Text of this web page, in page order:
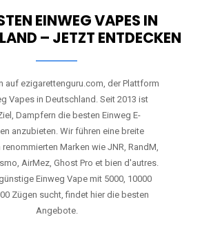
EINWEG VAPES IN
– JETZT ENTDECKEN
auf ezigarettenguru.com, der Plattform
Vapes in Deutschland. Seit 2013 ist
Dampfern die besten Einweg E-
anzubieten. Wir führen eine breite
Marken wie JNR, RandM,
AirMez, Ghost Pro et bien d'autres.
Einweg Vape mit 5000, 10000
Zügen sucht, findet hier die besten
Angebote.